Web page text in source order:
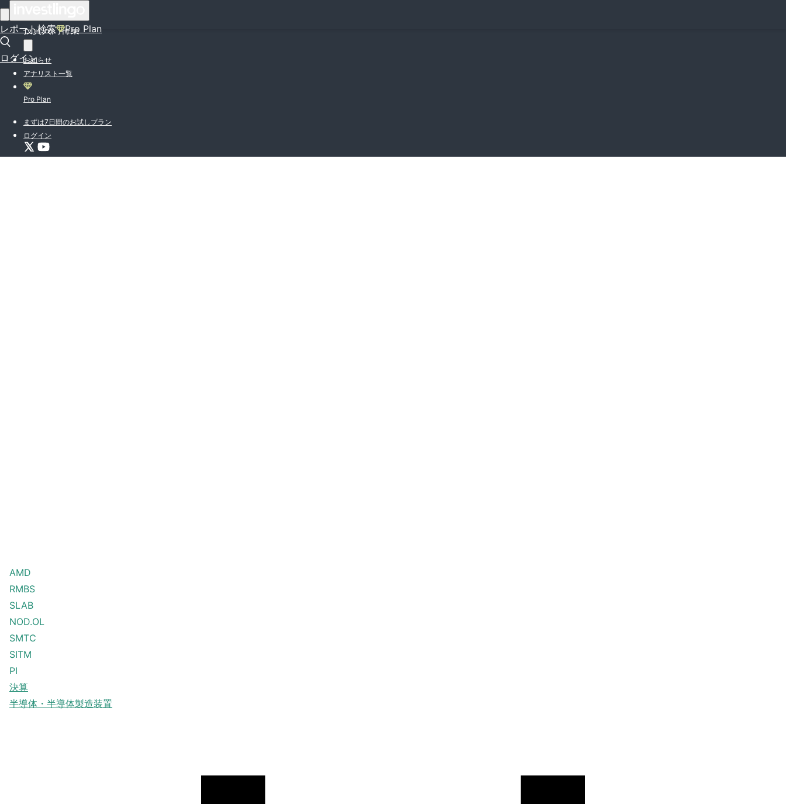
レポート検索 Pro Plan
ログイン
投資入門特集
お知らせ
アナリスト一覧
Pro Plan
まずは7日間のお試しプラン
ログイン
AMD
RMBS
SLAB
NOD.OL
SMTC
SITM
PI
決算
半導体・半導体製造装置